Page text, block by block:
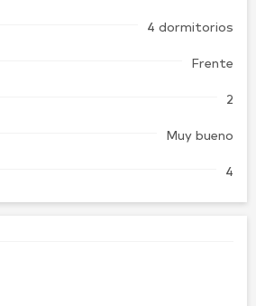
4 dormitorios
Frente
2
Muy bueno
4